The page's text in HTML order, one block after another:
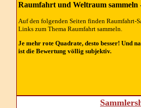
Raumfahrt und Weltraum sammeln
Auf den folgenden Seiten finden Raumfahrt-
Links zum Thema Raumfahrt sammeln.
Je mehr rote Quadrate, desto besser! Und
ist die Bewertung völlig subjektiv.